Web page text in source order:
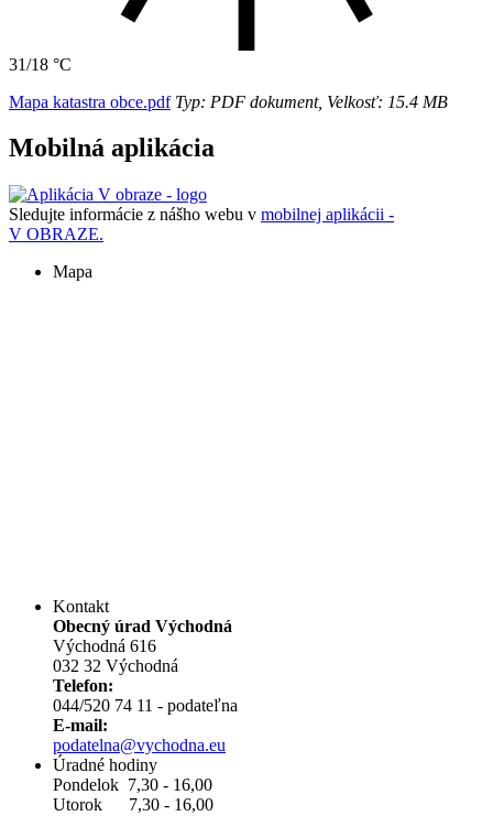
31/18 °C
Mapa katastra obce.pdfTyp: PDF dokument, Velkosť: 15.4 MB
Mobilná aplikácia
Sledujte informácie z nášho webu v mobilnej aplikácii -
V OBRAZE.
Mapa
Kontakt
Obecný úrad Východná
Východná 616
032 32 Východná
Telefon:
044/520 74 11 - podateľna
E-mail:
podatelna@vychodna.eu
Úradné hodiny
Pondelok 7,30 - 16,00
Utorok 7,30 - 16,00